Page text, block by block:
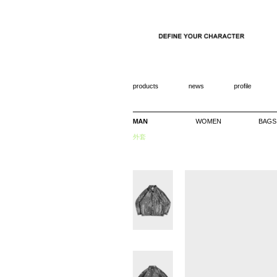
products news profile
MAN WOMEN BAGS
外套